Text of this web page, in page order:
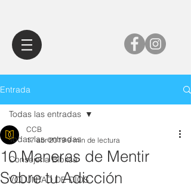
Entrada
Todas las entradas
Consejería Bíblica
VOLUNTAD DE DIOS
Todas las entradas
10 Maneras de Mentir
Sobre tu Adicción
CCB
17 abr 2019 9 min de lectura